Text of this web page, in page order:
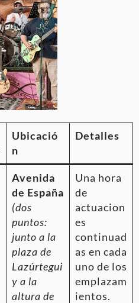
Ubicació
n
Detalles
Avenida
de España
(dos
puntos:
junto a la
plaza de
Lazúrtegui
y a la
altura de
Una hora
de
actuacion
es
continuad
as en cada
uno de los
emplazam
ientos.